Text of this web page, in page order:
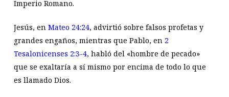
Imperio Romano.
Jesús, en Mateo 24:24, advirtió sobre falsos profetas y
grandes engaños, mientras que Pablo, en 2
Tesalonicenses 2:3-4, habló del «hombre de pecado»
que se exaltaría a sí mismo por encima de todo lo que
es llamado Dios.